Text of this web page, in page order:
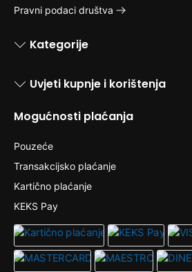
Pravni podaci društva
Kategorije
Uvjeti kupnje i korištenja
Mogućnosti plaćanja
Pouzeće
Transakcijsko plaćanje
Kartično plaćanje
KEKS Pay